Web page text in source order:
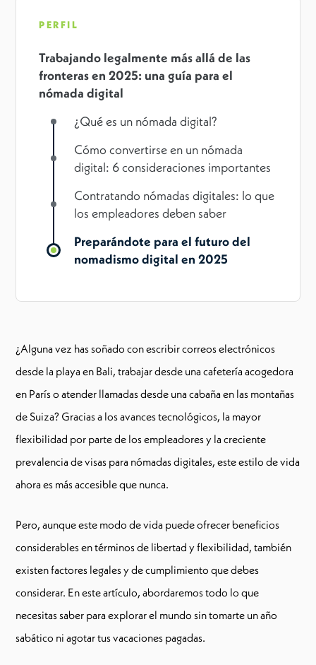
PERFIL
Trabajando legalmente más allá de las
fronteras en 2025: una guía para el
nómada digital
¿Qué es un nómada digital?
Cómo convertirse en un nómada
digital: 6 consideraciones importantes
Contratando nómadas digitales: lo que
los empleadores deben saber
Preparándote para el futuro del
nomadismo digital en 2025
¿Alguna vez has soñado con escribir correos electrónicos
desde la playa en Bali, trabajar desde una cafetería acogedora
en París o atender llamadas desde una cabaña en las montañas
de Suiza? Gracias a los avances tecnológicos, la mayor
flexibilidad por parte de los empleadores y la creciente
prevalencia de visas para nómadas digitales, este estilo de vida
ahora es más accesible que nunca.
Pero, aunque este modo de vida puede ofrecer beneficios
considerables en términos de libertad y flexibilidad, también
existen factores legales y de cumplimiento que debes
considerar. En este artículo, abordaremos todo lo que
necesitas saber para explorar el mundo sin tomarte un año
sabático ni agotar tus vacaciones pagadas.